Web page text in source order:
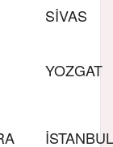
SİVAS
YOZGAT
İSTANBUL